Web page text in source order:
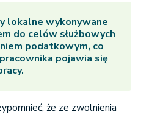
lokalne wykonywane
do celów służbowych
podatkowym, co
pojawia się
że ze zwolnienia